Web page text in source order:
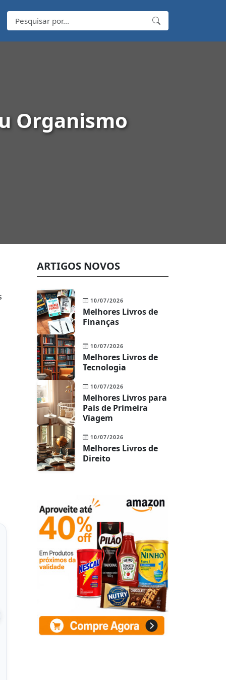
Organismo
Juice - Suco
Concentrado
ARTIGOS NOVOS
10/07/2026
Melhores Livros de
Finanças
10/07/2026
Melhores Livros de
Tecnologia
10/07/2026
Melhores Livros para
Pais de Primeira
Viagem
10/07/2026
Melhores Livros de
Direito